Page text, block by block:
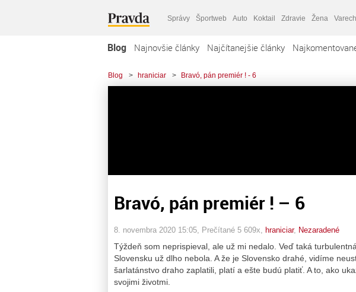
Správy Športweb Auto Koktail Zdravie Žena
Blog Najnovšie články Najčítanejšie články
Blog > hraniciar > Bravó, pán premiér ! - 6
Bravó, pán premiér ! – 6
8. novembra 2020 15:05 , Prečítané 5 609x, hraniciar, Nezaradené
Týždeň som neprispieval, ale už mi nedalo. Veď taká
Slovensku už dlho nebola. A že je Slovensko drahé, vidíme
šarlatánstvo draho zaplatili, platí a ešte budú platiť. A to, ako
svojimi životmi.